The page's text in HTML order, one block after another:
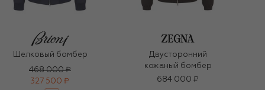
Шелковый бомбер
468 000 ₽
327 500 ₽
Двусторонний
кожаный бомбер
684 000 ₽